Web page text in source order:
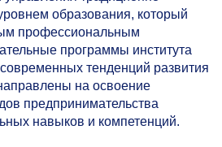
образования, который
профессиональным
программы института
тенденций развития
на освоение
предпринимательства
навыков и компетенций.